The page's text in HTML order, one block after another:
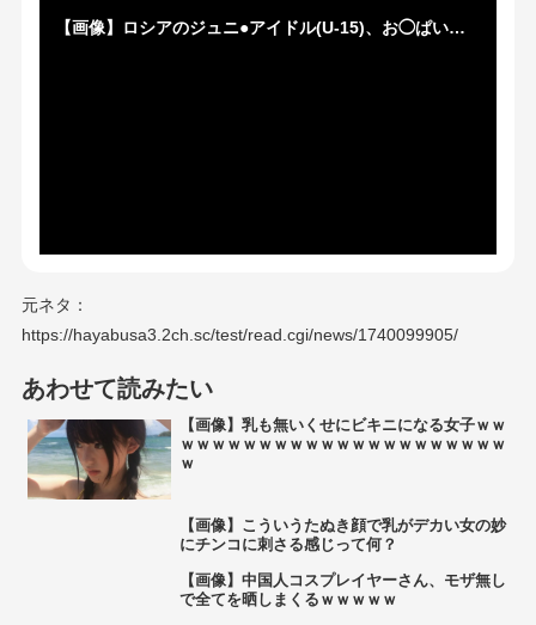
【画像】ロシアのジュニ●アイドル(U-15)、お◯ぱいがデカすぎておそロシアｗｗｗｗｗ
元ネタ：
https://hayabusa3.2ch.sc/test/read.cgi/news/1740099905/
あわせて読みたい
【画像】乳も無いくせにビキニになる女子ｗｗ
ｗｗｗｗｗｗｗｗｗｗｗｗｗｗｗｗｗｗｗｗｗ
ｗ
【画像】こういうたぬき顔で乳がデカい女の妙
にチンコに刺さる感じって何？
【画像】中国人コスプレイヤーさん、モザ無し
で全てを晒しまくるｗｗｗｗｗ